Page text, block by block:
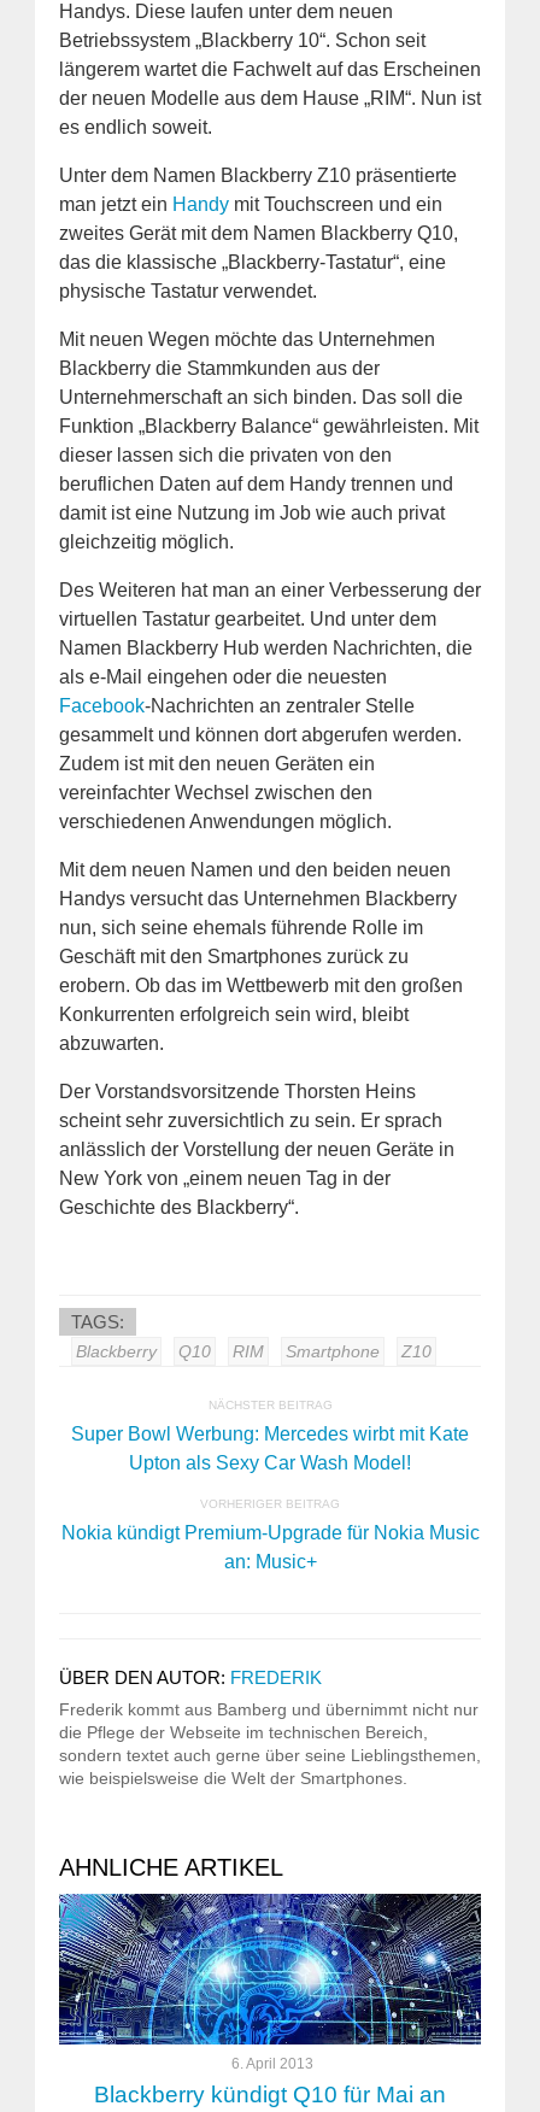
Handys. Diese laufen unter dem neuen
Betriebssystem „Blackberry 10“. Schon seit
längerem wartet die Fachwelt auf das Erscheinen
der neuen Modelle aus dem Hause „RIM“. Nun ist
es endlich soweit.
Unter dem Namen Blackberry Z10 präsentierte
man jetzt ein Handy mit Touchscreen und ein
zweites Gerät mit dem Namen Blackberry Q10,
das die klassische „Blackberry-Tastatur“, eine
physische Tastatur verwendet.
Mit neuen Wegen möchte das Unternehmen
Blackberry die Stammkunden aus der
Unternehmerschaft an sich binden. Das soll die
Funktion „Blackberry Balance“ gewährleisten. Mit
dieser lassen sich die privaten von den
beruflichen Daten auf dem Handy trennen und
damit ist eine Nutzung im Job wie auch privat
gleichzeitig möglich.
Des Weiteren hat man an einer Verbesserung der
virtuellen Tastatur gearbeitet. Und unter dem
Namen Blackberry Hub werden Nachrichten, die
als e-Mail eingehen oder die neuesten
Facebook-Nachrichten an zentraler Stelle
gesammelt und können dort abgerufen werden.
Zudem ist mit den neuen Geräten ein
vereinfachter Wechsel zwischen den
verschiedenen Anwendungen möglich.
Mit dem neuen Namen und den beiden neuen
Handys versucht das Unternehmen Blackberry
nun, sich seine ehemals führende Rolle im
Geschäft mit den Smartphones zurück zu
erobern. Ob das im Wettbewerb mit den großen
Konkurrenten erfolgreich sein wird, bleibt
abzuwarten.
Der Vorstandsvorsitzende Thorsten Heins
scheint sehr zuversichtlich zu sein. Er sprach
anlässlich der Vorstellung der neuen Geräte in
New York von „einem neuen Tag in der
Geschichte des Blackberry“.
TAGS:
Blackberry Q10 RIM Smartphone Z10
NÄCHSTER BEITRAG
Super Bowl Werbung: Mercedes wirbt mit Kate
Upton als Sexy Car Wash Model!
VORHERIGER BEITRAG
Nokia kündigt Premium-Upgrade für Nokia Music
an: Music+
ÜBER DEN AUTOR: FREDERIK
Frederik kommt aus Bamberg und übernimmt nicht nur
die Pflege der Webseite im technischen Bereich,
sondern textet auch gerne über seine Lieblingsthemen,
wie beispielsweise die Welt der Smartphones.
AHNLICHE ARTIKEL
6. April 2013
Blackberry kündigt Q10 für Mai an